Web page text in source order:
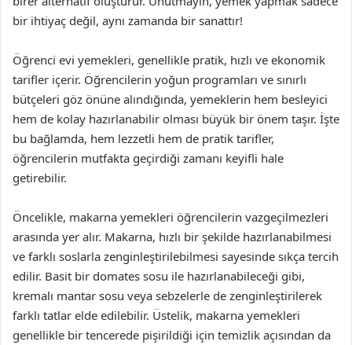
bir ihtiyaç değil, aynı zamanda bir sanattır!
Öğrenci evi yemekleri, genellikle pratik, hızlı ve ekonomik
tarifler içerir. Öğrencilerin yoğun programları ve sınırlı
bütçeleri göz önüne alındığında, yemeklerin hem besleyici
hem de kolay hazırlanabilir olması büyük bir önem taşır. İşte
bu bağlamda, hem lezzetli hem de pratik tarifler,
öğrencilerin mutfakta geçirdiği zamanı keyifli hale
getirebilir.
Öncelikle, makarna yemekleri öğrencilerin vazgeçilmezleri
arasında yer alır. Makarna, hızlı bir şekilde hazırlanabilmesi
ve farklı soslarla zenginleştirilebilmesi sayesinde sıkça tercih
edilir. Basit bir domates sosu ile hazırlanabileceği gibi,
kremalı mantar sosu veya sebzelerle de zenginleştirilerek
farklı tatlar elde edilebilir. Üstelik, makarna yemekleri
genellikle bir tencerede pişirildiği için temizlik açısından da